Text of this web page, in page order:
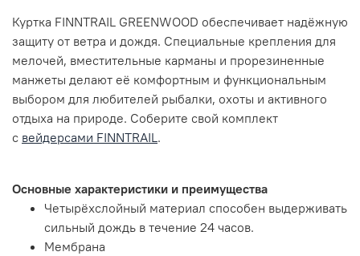
Куртка FINNTRAIL GREENWOOD обеспечивает надёжную
защиту от ветра и дождя. Специальные крепления для
мелочей, вместительные карманы и прорезиненные
манжеты делают её комфортным и функциональным
выбором для любителей рыбалки, охоты и активного
отдыха на природе. Соберите свой комплект
с вейдерсами FINNTRAIL .
Основные характеристики и преимущества
Четырёхслойный материал способен выдерживать
сильный дождь в течение 24 часов.
Мембрана